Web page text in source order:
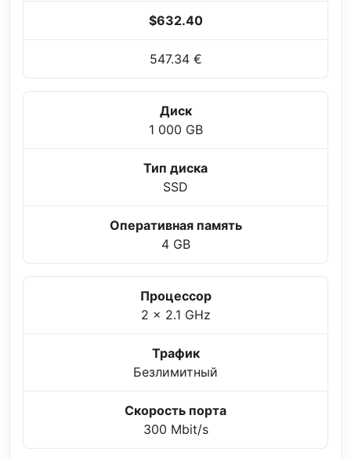
$632.40
547.34 €
Диск
1 000 GB
Тип диска
SSD
Оперативная память
4 GB
Процессор
2 x 2.1 GHz
Трафик
Безлимитный
Скорость порта
300 Mbit/s